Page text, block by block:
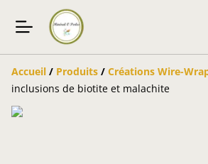
Accueil / Produits / Créations Wire-
inclusions de biotite et malachite